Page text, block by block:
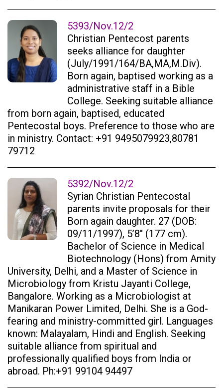
5393/Nov.12/2
Christian Pentecost parents
seeks alliance for daughter
(July/1991/164/BA,MA,M.Div).
Born again, baptised working as a
administrative staff in a Bible
College. Seeking suitable alliance
from born again, baptised, educated
Pentecostal boys. Preference to those who are
in ministry. Contact: +91 9495079923,80781
79712
5392/Nov.12/2
Syrian Christian Pentecostal
parents invite proposals for their
Born again daughter. 27 (DOB:
09/11/1997), 5’8″ (177 cm).
Bachelor of Science in Medical
Biotechnology (Hons) from Amity
University, Delhi, and a Master of Science in
Microbiology from Kristu Jayanti College,
Bangalore. Working as a Microbiologist at
Manikaran Power Limited, Delhi. She is a God-
fearing and ministry-committed girl. Languages
known: Malayalam, Hindi and English. Seeking
suitable alliance from spiritual and
professionally qualified boys from India or
abroad. Ph:+91 99104 94497